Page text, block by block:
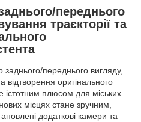
переднього
траєкторії та
переднього вигляду,
відтворення оригінального
істотним плюсом для міських
місцях стане зручним,
додаткові камери та